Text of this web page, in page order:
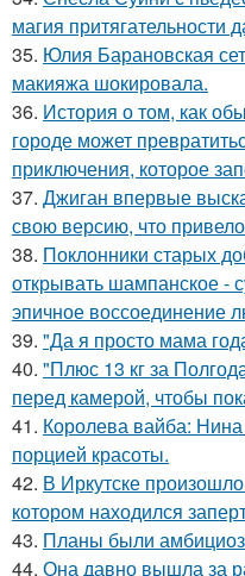
магия притягательности
35. Юлия Барановская
макияжа шокировала.
36. История о том, как
городе может
приключения, которое
37. Джиган впервые
свою версию, что
38. Поклонники старых
открывать шампанское -
эпичное воссоединение
39. "Да я просто мама
40. "Плюс 13 кг за
перед камерой, чтобы
41. Королева вайба:
порцией красоты.
42. В Иркутске
котором находился
43. Планы были
44. Она давно вышла за